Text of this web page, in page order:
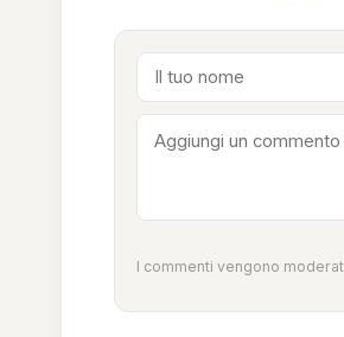
I commenti vengono